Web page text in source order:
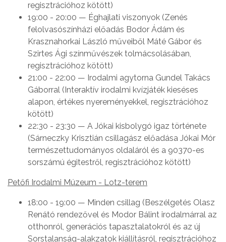
regisztrációhoz kötött)
19:00 - 20:00 — Éghajlati viszonyok (Zenés
felolvasószínházi előadás Bodor Ádám és
Krasznahorkai László műveiből Máté Gábor és
Szirtes Ági színművészek tolmácsolásában,
regisztrációhoz kötött)
21:00 - 22:00 — Irodalmi agytorna Gundel Takács
Gáborral (Interaktív irodalmi kvízjáték kieséses
alapon, értékes nyereményekkel, regisztrációhoz
kötött)
22:30 - 23:30 — A Jókai kisbolygó igaz története
(Sárneczky Krisztián csillagász előadása Jókai Mór
természettudományos oldaláról és a 90370-es
sorszámú égitestről, regisztrációhoz kötött)
Petőfi Irodalmi Múzeum - Lotz-terem
18:00 - 19:00 — Minden csillag (Beszélgetés Olasz
Renátó rendezővel és Modor Bálint irodalmárral az
otthonról, generációs tapasztalatokról és az új
Sorstalanság-alakzatok kiállításról, regisztrációhoz